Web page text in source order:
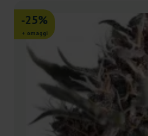
-25%
+ omaggi